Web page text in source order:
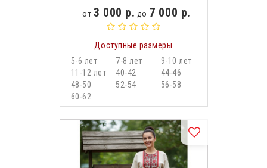
от 3 000 р. до 7 000 р.
Доступные размеры
5-6 лет
7-8 лет
9-10 лет
11-12 лет
40-42
44-46
48-50
52-54
56-58
60-62